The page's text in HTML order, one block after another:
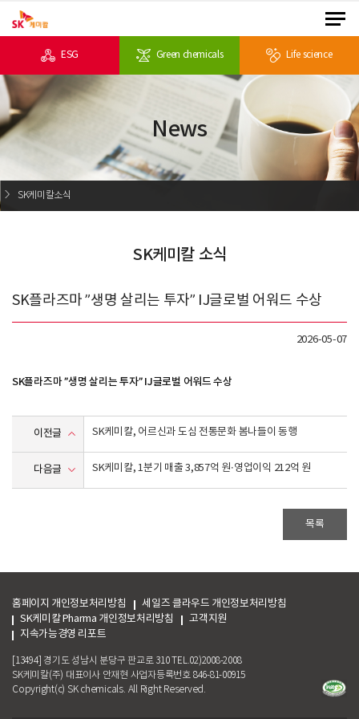
ESG Green chemicals Life science
News
SK케미칼소식
SK케미칼 소식
SK플라즈마 ”생명 살리는 투자” IJ글로벌 어워드 수상
2026-05-07
SK플라즈마 ”생명 살리는 투자” IJ글로벌 어워드 수상
이전글 SK케미칼, 어르신과 도심 전통문화 봄나들이 동행
다음글 SK케미칼, 1분기 매출 3,857억 원·영업이익 212억 원
목록
홈페이지 개인정보처리방침
세일즈 클라우드 개인정보처리방침
SK케미칼 Pharma 개인정보처리방침
고객지원
지속가능경영 리포트
[13494] 경기도 성남시 분당구 판교로 310 TEL.02)2008-2008
SK케미칼(주) 대표이사 안재현 사업자등록번호 846-81-00915
Copyright(c) SK chemicals. All Right Reserved.